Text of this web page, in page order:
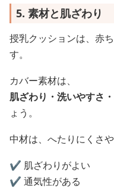
5. 素材と肌ざわり
授乳クッションは、赤
す。
カバー素材は、
肌ざわり・洗いやすさ
ょう。
中材は、へたりにくさ
✔️ 肌ざわりがよい
✔️ 通気性がある